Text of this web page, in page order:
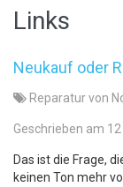
Links
Neukauf oder
Reparatur von
Geschrieben am
Das ist die Frage,
keinen Ton mehr